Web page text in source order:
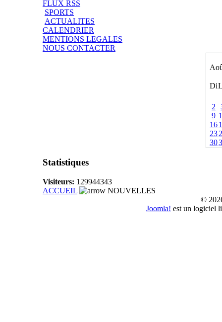
FLUX RSS
SPORTS
ACTUALITES
CALENDRIER
MENTIONS LEGALES
NOUS CONTACTER
Di
2
9
16
23
30
Statistiques
Visiteurs: 129944343
ACCUEIL
NOUVELLES
©
Joomla! est un logiciel